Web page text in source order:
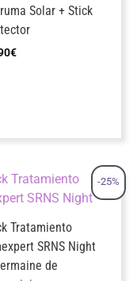
Solar + Stick
€
-25%
Tratamiento
SRNS Night
de